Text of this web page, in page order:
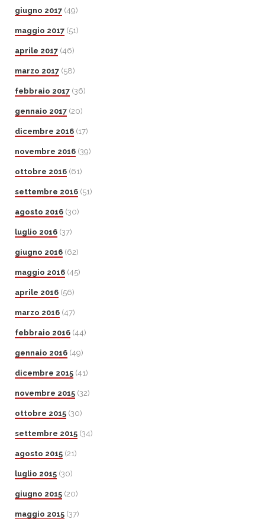
giugno 2017 (49)
maggio 2017 (51)
aprile 2017 (46)
marzo 2017 (58)
febbraio 2017 (36)
gennaio 2017 (20)
dicembre 2016 (17)
novembre 2016 (39)
ottobre 2016 (61)
settembre 2016 (51)
agosto 2016 (30)
luglio 2016 (37)
giugno 2016 (62)
maggio 2016 (45)
aprile 2016 (56)
marzo 2016 (47)
febbraio 2016 (44)
gennaio 2016 (49)
dicembre 2015 (41)
novembre 2015 (32)
ottobre 2015 (30)
settembre 2015 (34)
agosto 2015 (21)
luglio 2015 (30)
giugno 2015 (20)
maggio 2015 (37)